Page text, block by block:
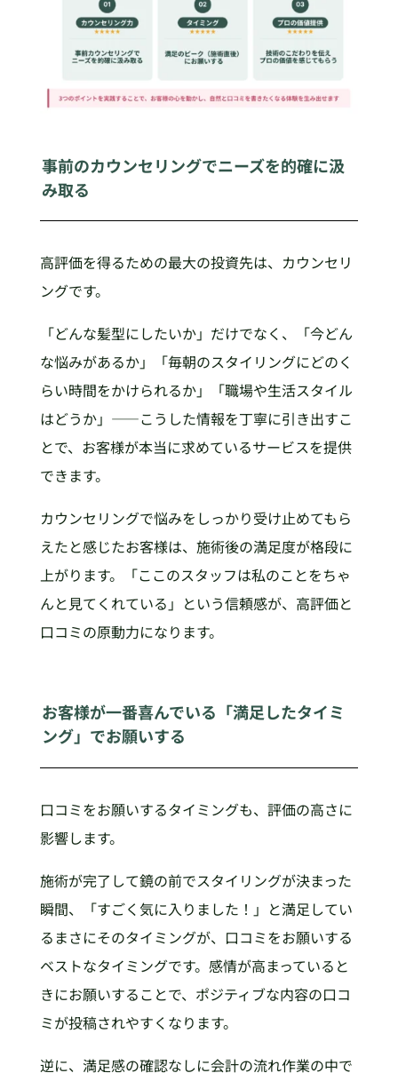
事前のカウンセリングでニーズを的確に汲
み取る
高評価を得るための最大の投資先は、カウンセリ
ングです。
「どんな髪型にしたいか」だけでなく、「今どん
な悩みがあるか」「毎朝のスタイリングにどのく
らい時間をかけられるか」「職場や生活スタイル
はどうか」——こうした情報を丁寧に引き出すこ
とで、お客様が本当に求めているサービスを提供
できます。
カウンセリングで悩みをしっかり受け止めてもら
えたと感じたお客様は、施術後の満足度が格段に
上がります。「ここのスタッフは私のことをちゃ
んと見てくれている」という信頼感が、高評価と
口コミの原動力になります。
お客様が一番喜んでいる「満足したタイミ
ング」でお願いする
口コミをお願いするタイミングも、評価の高さに
影響します。
施術が完了して鏡の前でスタイリングが決まった
瞬間、「すごく気に入りました！」と満足してい
るまさにそのタイミングが、口コミをお願いする
ベストなタイミングです。感情が高まっていると
きにお願いすることで、ポジティブな内容の口コ
ミが投稿されやすくなります。
逆に、満足感の確認なしに会計の流れ作業の中で